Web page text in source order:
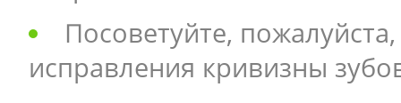
Посоветуйте,
исправления кривизны